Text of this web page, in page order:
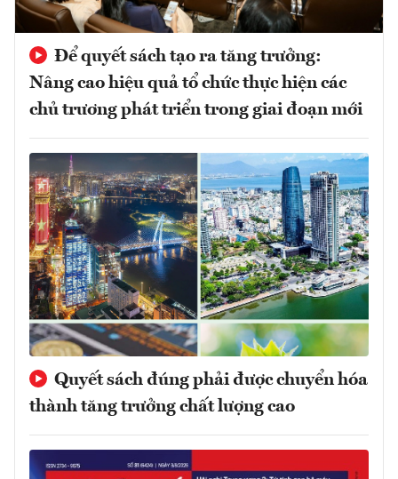
Để quyết sách tạo ra tăng trưởng:
Nâng cao hiệu quả tổ chức thực hiện các
chủ trương phát triển trong giai đoạn mới
Quyết sách đúng phải được chuyển hóa
thành tăng trưởng chất lượng cao